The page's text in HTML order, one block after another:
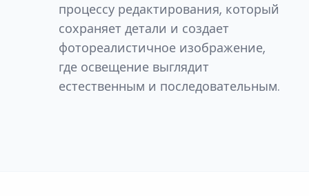
процессу редактирования, который
сохраняет детали и создает
фотореалистичное изображение,
где освещение выглядит
естественным и последовательным.